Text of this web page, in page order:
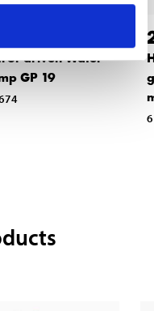
driven Water
GP 19